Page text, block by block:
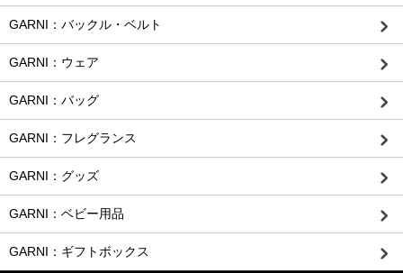
GARNI：バックル・ベルト
GARNI：ウェア
GARNI：バッグ
GARNI：フレグランス
GARNI：グッズ
GARNI：ベビー用品
GARNI：ギフトボックス